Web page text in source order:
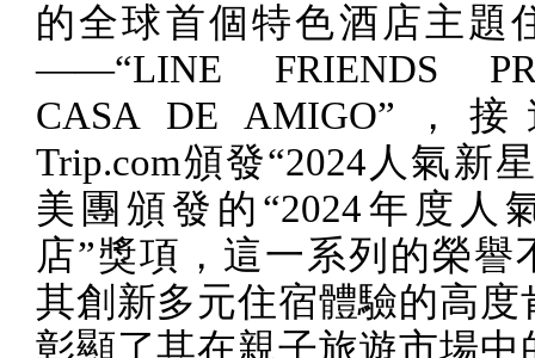
的全球首個特色酒店主題
——“LINE FRIENDS
CASA DE AMIGO”，接
Trip.com頒發“2024 人氣新
美團頒發的“2024年度人
店”獎項，這一系列的榮譽
其創新多元住宿體驗的高度
彰顯了其在親子旅遊市場中